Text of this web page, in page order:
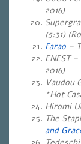
2016)
(5:31)
Farao –
ENEST
2016)
Vaudou
*Hot
Hiromi
The
and